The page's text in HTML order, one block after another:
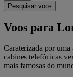
Pesquisar voos
Voos para
Caraterizada por uma
cabines telefónicas
mais famosas do